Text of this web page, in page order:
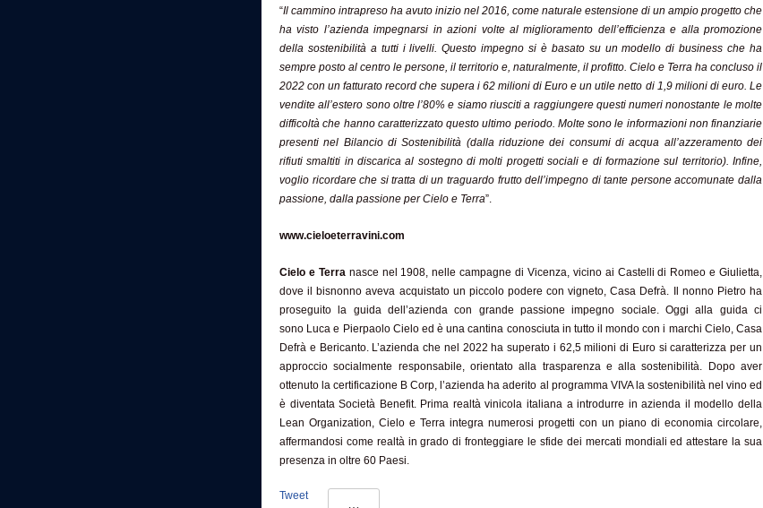
“Il cammino intrapreso ha avuto inizio nel 2016, come naturale estensione di un ampio progetto che
ha visto l’azienda impegnarsi in azioni volte al miglioramento dell’efficienza e alla promozione
della sostenibilità a tutti i livelli. Questo impegno si è basato su un modello di business che ha
sempre posto al centro le persone, il territorio e, naturalmente, il profitto. Cielo e Terra ha concluso il
2022 con un fatturato record che supera i 62 milioni di Euro e un utile netto di 1,9 milioni di euro. Le
vendite all’estero sono oltre l’80% e siamo riusciti a raggiungere questi numeri nonostante le molte
difficoltà che hanno caratterizzato questo ultimo periodo. Molte sono le informazioni non finanziarie
presenti nel Bilancio di Sostenibilità (dalla riduzione dei consumi di acqua all’azzeramento dei
rifiuti smaltiti in discarica al sostegno di molti progetti sociali e di formazione sul territorio). Infine,
voglio ricordare che si tratta di un traguardo frutto dell’impegno di tante persone accomunate dalla
passione, dalla passione per Cielo e Terra”.
www.cieloeterravini.com
Cielo e Terranasce nel 1908, nelle campagne di Vicenza, vicino ai Castelli di Romeo e Giulietta,
dove il
bisnonno aveva acquistato un piccolo podere con vigneto, Casa Defrà. Il nonno Pietro ha
proseguito la guida dell’azienda con grande passione impegno sociale. Oggi alla guida ci
sono Luca e Pierpaolo Cielo ed è una cantina conosciuta in tutto il mondo con i marchi Cielo, Casa
Defrà e Bericanto. L’azienda che nel 2022 ha superato i 62,5 milioni di Euro si caratterizza per un
approccio socialmente responsabile, orientato alla trasparenza e alla sostenibilità. Dopo aver
ottenuto la certificazione B Corp, l’azienda ha aderito al programma VIVA la sostenibilità nel vino ed
è diventata Società Benefit. Prima realtà vinicola italiana a introdurre in azienda il modello della
Lean Organization, Cielo e Terra integra numerosi progetti con un piano di economia circolare,
affermandosi come realtà in grado di fronteggiare le sfide dei mercati mondiali ed attestare la sua
presenza in oltre 60 Paesi.
Tweet